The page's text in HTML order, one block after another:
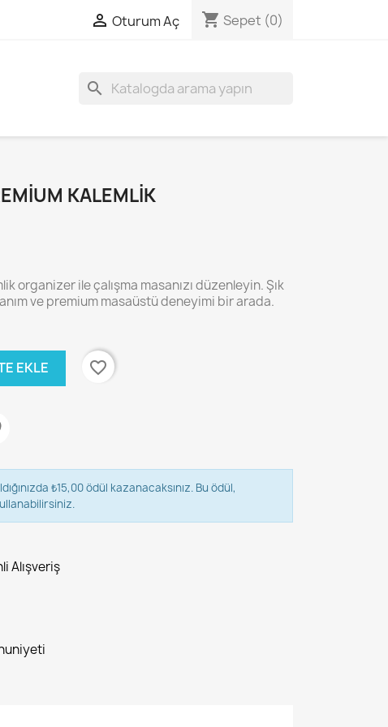
 Oturum Aç shopping_cart Sepet (0)
search
KALEMLIK
organizer ile çalışma masanızı düzenleyin. Şık
ve premium masaüstü deneyimi bir arada.
EKLE favorite_border
₺15,00 ödül kazanacaksınız. Bu ödül,
Alışveriş